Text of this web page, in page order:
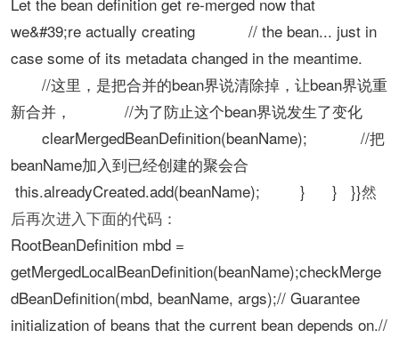
we&#39;re actually creating // the bean... just in
case some of its metadata changed in the meantime.
//这里，是把合并的bean界说清除掉，让bean界说重
新合并， //为了防止这个bean界说发生了变化
clearMergedBeanDefinition(beanName); //把
beanName加入到已经创建的聚会合
this.alreadyCreated.add(beanName); } } }}然
后再次进入下面的代码：
RootBeanDefinition mbd =
getMergedLocalBeanDefinition(beanName);checkMerge
dBeanDefinition(mbd, beanName, args);// Guarantee
initialization of beans that the current bean depends on.//